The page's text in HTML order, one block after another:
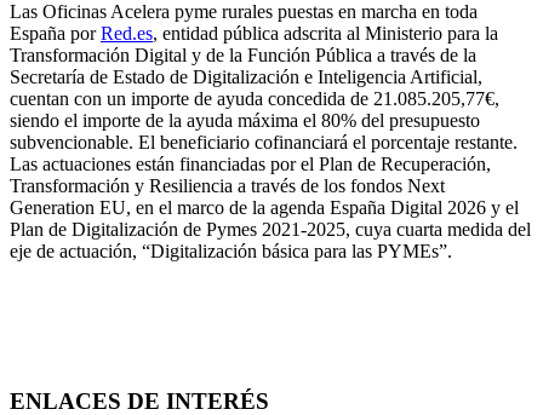
Las Oficinas Acelera pyme rurales puestas en marcha en toda
España porRed.es, entidad pública adscrita al Ministerio para la
Transformación Digital y de la Función Pública a través de la
Secretaría de Estado de Digitalización e Inteligencia Artificial,
cuentan con un importe de ayuda concedida de 21.085.205,77€,
siendo el importe de la ayuda máxima el 80% del presupuesto
subvencionable. El beneficiario cofinanciará el porcentaje restante.
Las actuaciones están financiadas por el Plan de Recuperación,
Transformación y Resiliencia a través de los fondos Next
Generation EU, en el marco de la agenda España Digital 2026 y el
Plan de Digitalización de Pymes 2021-2025, cuya cuarta medida del
eje de actuación, “Digitalización básica para las PYMEs”.
ENLACES DE INTERÉS